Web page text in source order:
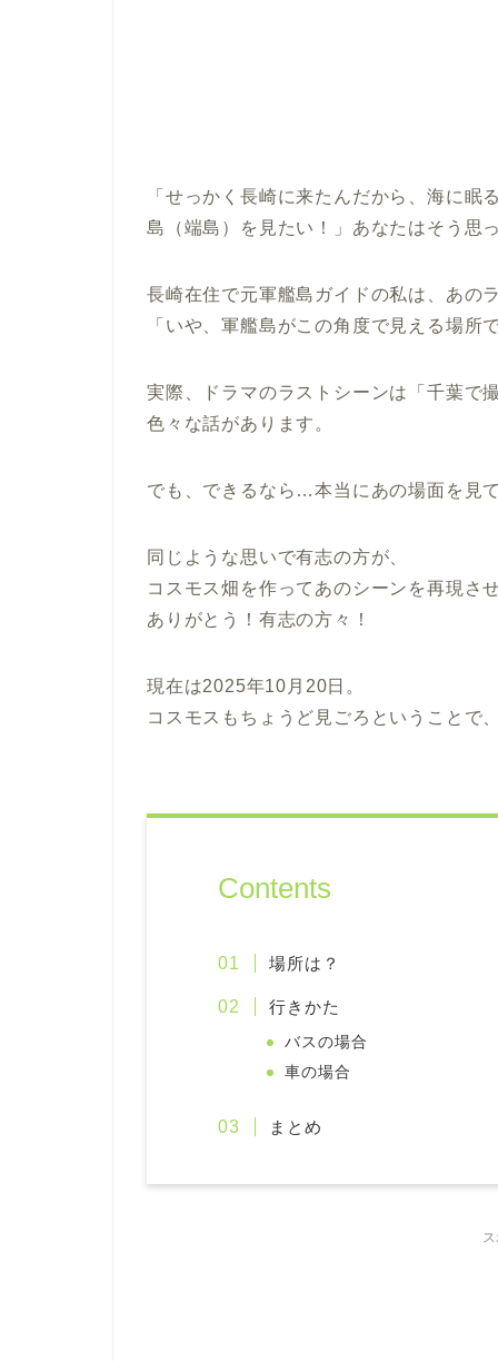
「せっかく長崎に来たんだから、海に
島（端島）を見たい！」あなたはそう思
長崎在住で元軍艦島ガイドの私は、あの
「いや、軍艦島がこの角度で見える場
実際、ドラマのラストシーンは「千葉で
色々な話があります。
でも、できるなら…本当にあの場面を見
同じような思いで有志の方が、
コスモス畑を作ってあのシーンを再現さ
ありがとう！有志の方々！
現在は2025年10月20日。
コスモスもちょうど見ごろということで
Contents
場所は？
行きかた
バスの場合
車の場合
まとめ